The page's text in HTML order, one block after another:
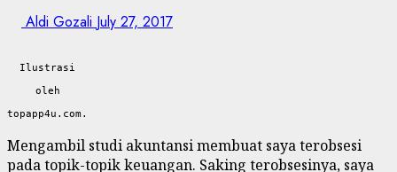
Aldi Gozali July 27, 2017
Ilustrasi
oleh
topapp4u.com.
Mengambil studi akuntansi membuat saya terobsesi
pada topik-topik keuangan. Saking terobsesinya, saya